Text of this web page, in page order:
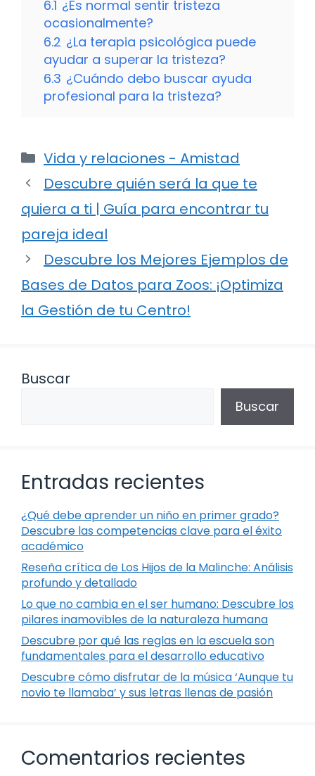
6.1 ¿Es normal sentir tristeza
ocasionalmente?
6.2 ¿La terapia psicológica puede
ayudar a superar la tristeza?
6.3 ¿Cuándo debo buscar ayuda
profesional para la tristeza?
Categorías
Vida y relaciones - Amistad
Descubre quién será la que te
quiera a ti | Guía para encontrar tu
pareja ideal
Descubre los Mejores Ejemplos de
Bases de Datos para Zoos: ¡Optimiza
la Gestión de tu Centro!
Buscar
Buscar
Entradas recientes
¿Qué debe aprender un niño en primer grado?
Descubre las competencias clave para el éxito
académico
Reseña crítica de Los Hijos de la Malinche: Análisis
profundo y detallado
Lo que no cambia en el ser humano: Descubre los
pilares inamovibles de la naturaleza humana
Descubre por qué las reglas en la escuela son
fundamentales para el desarrollo educativo
Descubre cómo disfrutar de la música ‘Aunque tu
novio te llamaba’ y sus letras llenas de pasión
Comentarios recientes